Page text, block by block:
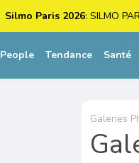
Silmo Paris 2026: SILMO
People Tendance Santé
Galeries